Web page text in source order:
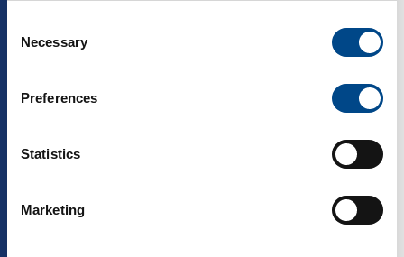
Selection
Necessary
Preferences
Statistics
Marketing
zurück
Voraussetzungen
Engagement, gutes Auffassungsvermögen,